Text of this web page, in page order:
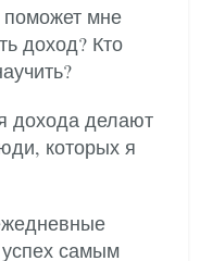
мне
доход? Кто
дохода делают
которых я
самым